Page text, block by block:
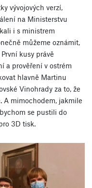
vývojových verzí,
na Ministerstvu
i s ministrem
můžeme oznámit,
kusy právě
a prověření v ostrém
hlavně Martinu
Vinohrady za to, že
A mimochodem, jakmile
se pustili do
3D tisk.